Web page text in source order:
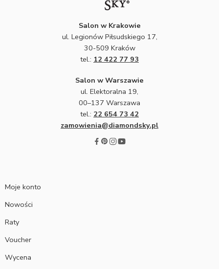
Salon w Krakowie
ul. Legionów Piłsudskiego 17,
30-509 Kraków
tel.: 12 422 77 93
Salon w Warszawie
ul. Elektoralna 19,
00–137 Warszawa
tel.: 22 654 73 42
zamowienia@diamondsky.pl
Moje konto
Nowości
Raty
Voucher
Wycena